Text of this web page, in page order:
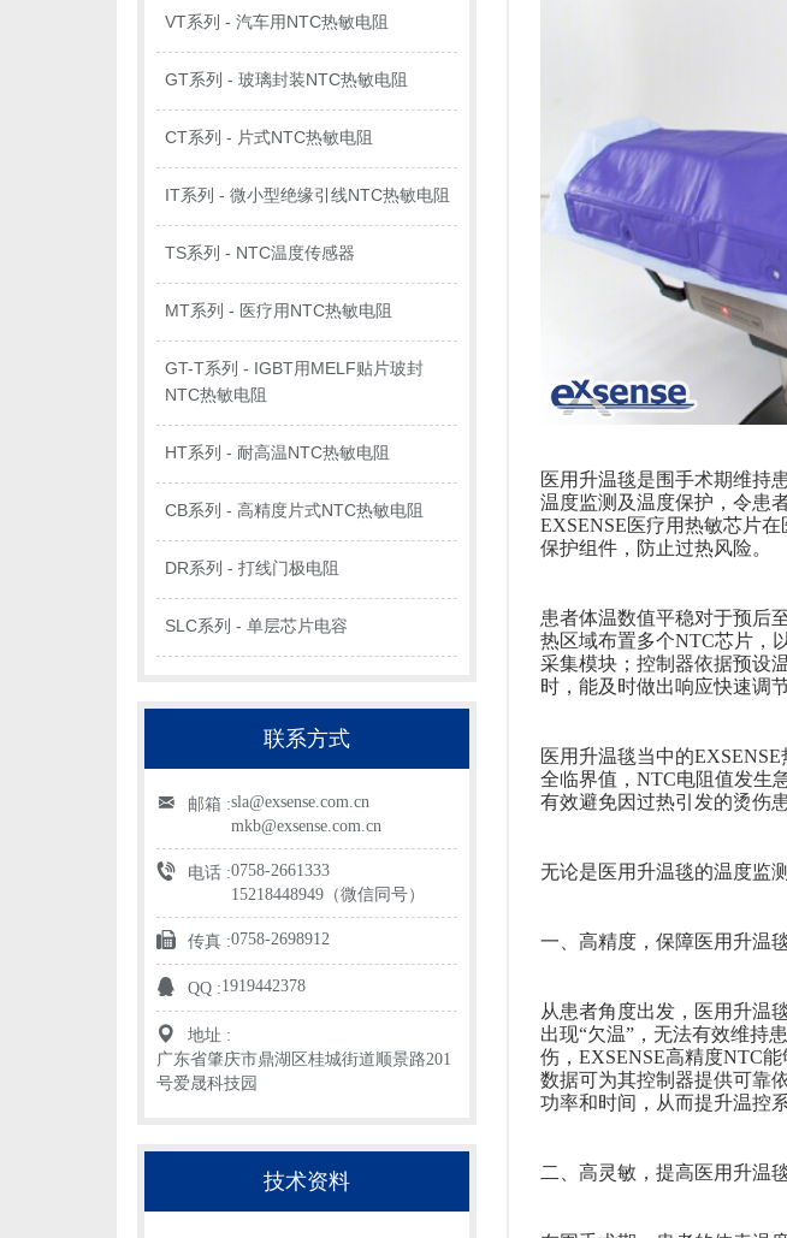
VT系列 - 汽车用NTC热敏电阻
GT系列 - 玻璃封装NTC热敏电阻
CT系列 - 片式NTC热敏电阻
IT系列 - 微小型绝缘引线NTC热敏电阻
TS系列 - NTC温度传感器
MT系列 - 医疗用NTC热敏电阻
GT-T系列 - IGBT用MELF贴片玻封
NTC热敏电阻
HT系列 - 耐高温NTC热敏电阻
CB系列 - 高精度片式NTC热敏电阻
DR系列 - 打线门极电阻
SLC系列 - 单层芯片电容
联系方式
邮箱 :sla@exsense.com.cn
mkb@exsense.com.cn
电话 :0758-2661333
15218448949（微信同号）
传真 :0758-2698912
QQ :1919442378
地址 :
广东省肇庆市鼎湖区桂城街道顺景路201
号爱晟科技园
技术资料
医用升温毯是围手术期维持
温度监测及温度保护，令患
EXSENSE医疗用热敏芯片
保护组件，防止过热风险。
患者体温数值平稳对于预后
热区域布置多个NTC芯片，
采集模块；控制器依据预设
时，能及时做出响应快速调
医用升温毯当中的
全临界值，NTC电阻值发生
有效避免因过热引发的烫伤
无论是医用升温毯的温度监
一、高精度，保障医用升温
从患者角度出发，医用升温
出现“欠温”，无法有效维持
伤 ，EXSENSE高精度NTC能
数据可为其控制器提供可靠
功率和时间，从而提升温控
二、高灵敏，提高医用升温